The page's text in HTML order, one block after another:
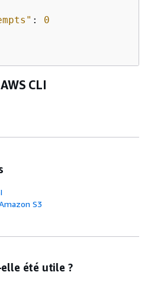
: 0
CLI
S3
été utile ?